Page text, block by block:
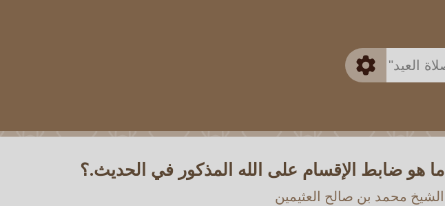
متقدم
ما هو ضابط الإقسام على الله المذكور في الحديث.؟
الشيخ محمد بن صالح العثيمين